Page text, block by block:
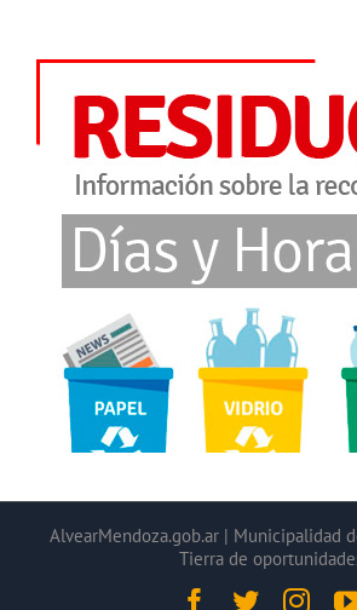
AlvearMendoza.gob.ar | Municipalidad
Tierra de
Facebook
Twitter